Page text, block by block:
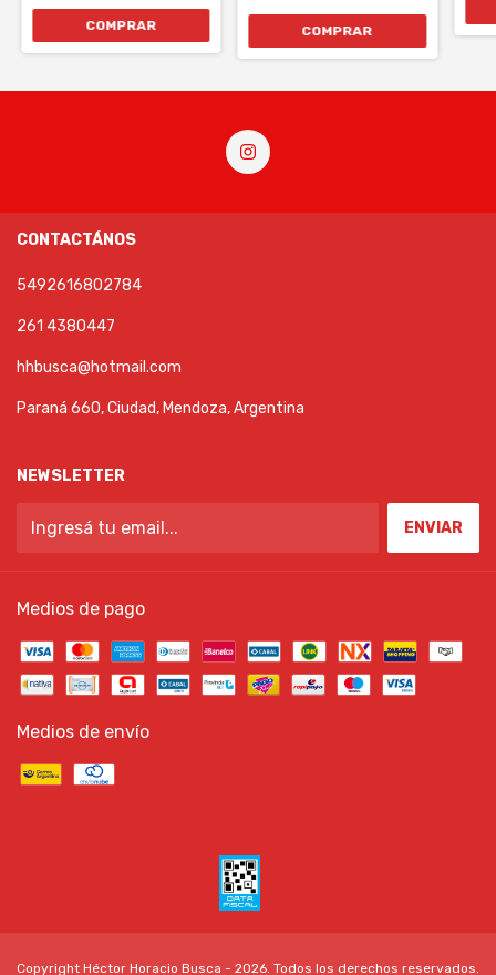
COMPRAR
CONTACTÁNOS
5492616802784
261 4380447
hhbusca@hotmail.com
Paraná 660, Ciudad, Mendoza, Argentina
NEWSLETTER
Medios de pago
Medios de envío
Copyright Héctor Horacio Busca - 2026. Todos los derechos reservados.